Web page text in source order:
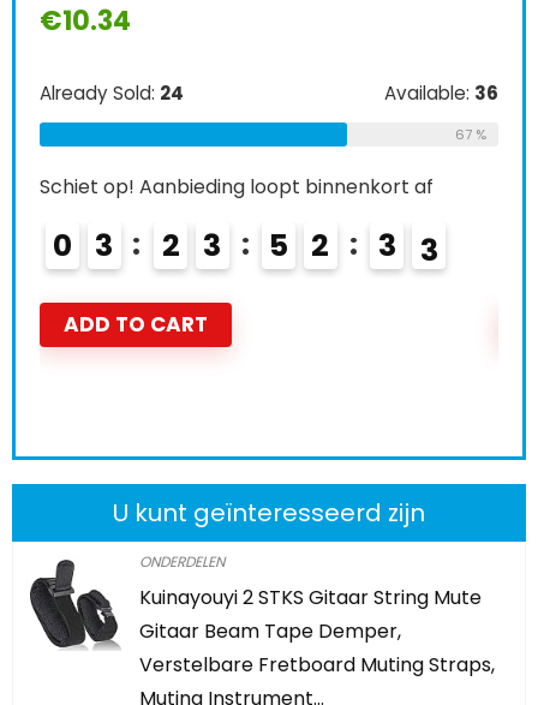
€10.34
Already Sold: 24 Available: 36
67 %
Schiet op! Aanbieding loopt binnenkort af
0 3 2 3 5 2 3 1
ADD TO CART
U kunt geïnteresseerd zijn
ONDERDELEN
Kuinayouyi 2 STKS Gitaar String Mute
Gitaar Beam Tape Demper,
Verstelbare Fretboard Muting Straps,
Muting Instrument…